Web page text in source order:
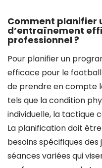
Comment planifier
d’entraînement
professionnel ?
Pour planifier un
efficace pour le
de prendre en compte
tels que la condition
individuelle, la tactique
La planification doit
besoins spécifiques
séances variées qui